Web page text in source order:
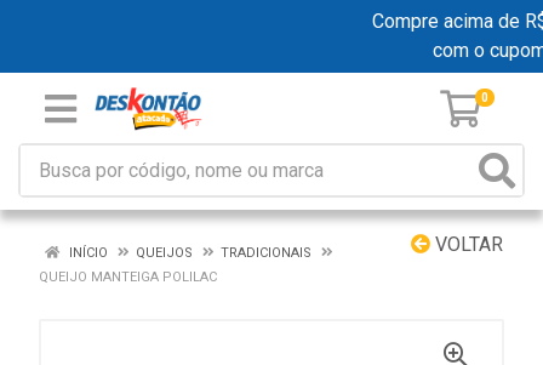
Compre acima de
com o
0
VOLTAR
INÍCIO QUEIJOS
TRADICIONAIS
QUEIJO MANTEIGA POLILAC